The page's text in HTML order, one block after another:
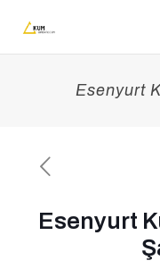
Esenyurt
Esenyurt